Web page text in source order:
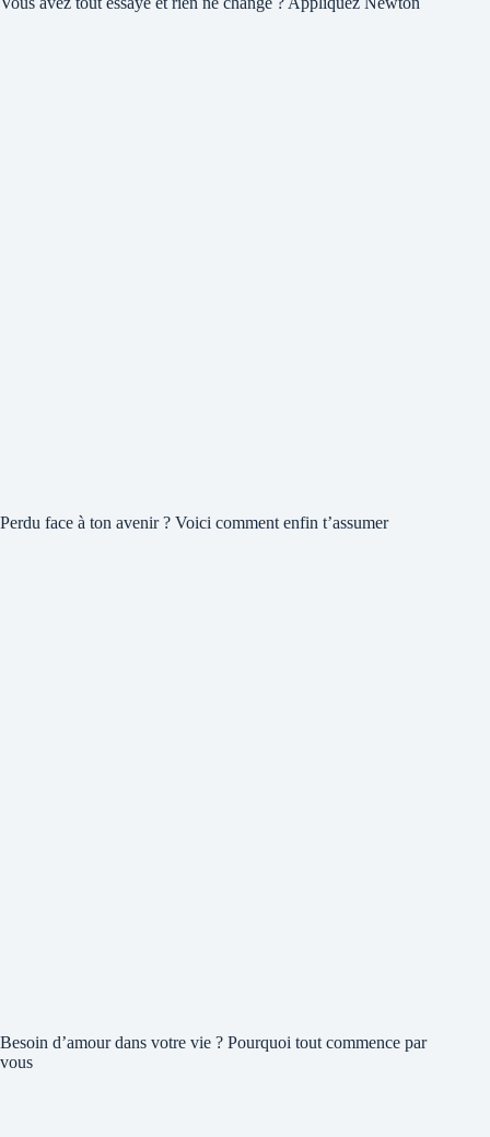
Perdu face à ton avenir ? Voici comment enfin t’assumer
Besoin d’amour dans votre vie ? Pourquoi tout commence par
vous